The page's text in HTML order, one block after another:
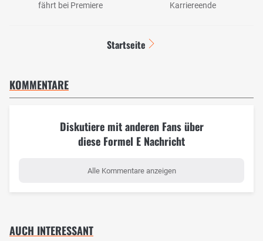
fährt bei Premiere
Karriereende
Startseite
KOMMENTARE
Diskutiere mit anderen Fans über
diese Formel E Nachricht
Alle Kommentare anzeigen
AUCH INTERESSANT